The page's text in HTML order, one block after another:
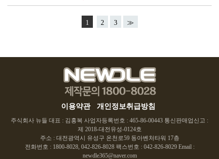
1 2 3 ≫
이용약관 개인정보취급방침
주식회사 뉴들 대표 : 김홍복 사업자등록번호 : 465-86-00443 통신판매업신고 :
제 2018-대전유성-0124호
주소 : 대전광역시 유성구 온천로59 동아벤처타워 17층
전화번호 : 1800-8028, 042-826-8028 팩스번호 : 042-826-8029 Email :
newdle365@naver.com